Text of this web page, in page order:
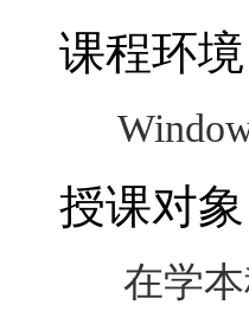
课程环境
授课对象
在学